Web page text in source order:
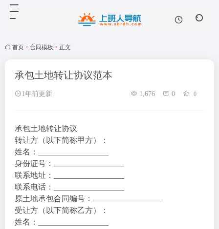
首页 • 合同模板 • 正文
承包土地转让协议范本
1年前更新 1,676 0 0
承包土地转让协议
转让方（以下简称甲方）：
姓名：__________________
身份证号：__________________
联系地址：__________________
联系电话：__________________
原土地承包合同编号：__________________
受让方（以下简称乙方）：
姓名：__________________